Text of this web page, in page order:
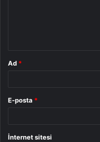
Ad *
E-posta *
İnternet sitesi